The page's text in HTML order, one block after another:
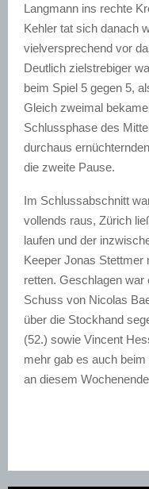
Langmann ins rechte
Kehler tat sich danach
vielversprechend vor
Deutlich zielstrebiger
beim Spiel 5 gegen 5,
Gleich zweimal
Schlussphase des
durchaus
die zweite Pause.
Im Schlussabschnitt
vollends raus, Zürich
laufen und der
Keeper Jonas Stettmer
retten. Geschlagen war
Schuss von Nicolas
über die Stockhand
(52.) sowie Vincent
mehr gab es auch
an diesem